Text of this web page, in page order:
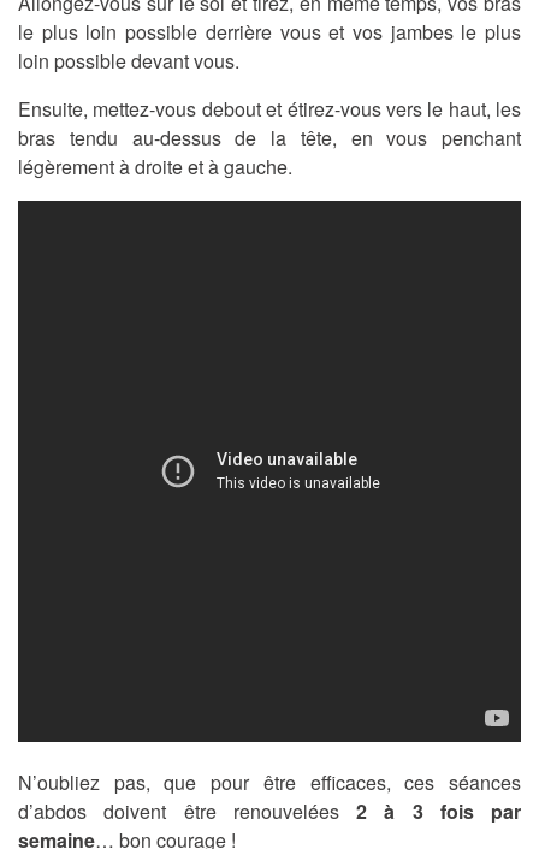
le plus loin possible derrière vous et vos jambes le plus
loin possible devant vous.
Ensuite, mettez-vous debout et étirez-vous vers le haut, les
bras tendu au-dessus de la tête, en vous penchant
légèrement à droite et à gauche.
N’oubliez pas, que pour être efficaces, ces séances
d’abdos doivent être renouvelées 2 à 3 fois par
semaine… bon courage !